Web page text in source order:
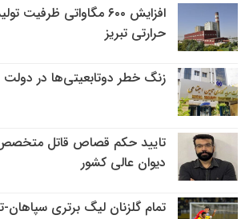
افزایش ۶۰۰ مگاواتی ظرفیت
حرارتی تبریز
زنگ خطر دوتابعیتی‌ها در دولت
تایید حکم قصاص قاتل
دیوان عالی کشور
تمام گلزنان لیگ‌ برتری سپاهان-